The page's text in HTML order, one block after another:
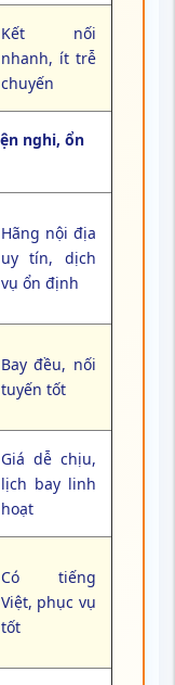
Kết nối
nhanh, ít trễ
chuyến
nghi, ổn
Hãng nội địa
uy tín, dịch
vụ ổn định
Bay đều, nối
tuyến tốt
Giá dễ chịu,
lịch bay linh
hoạt
Có tiếng
Việt, phục vụ
tốt